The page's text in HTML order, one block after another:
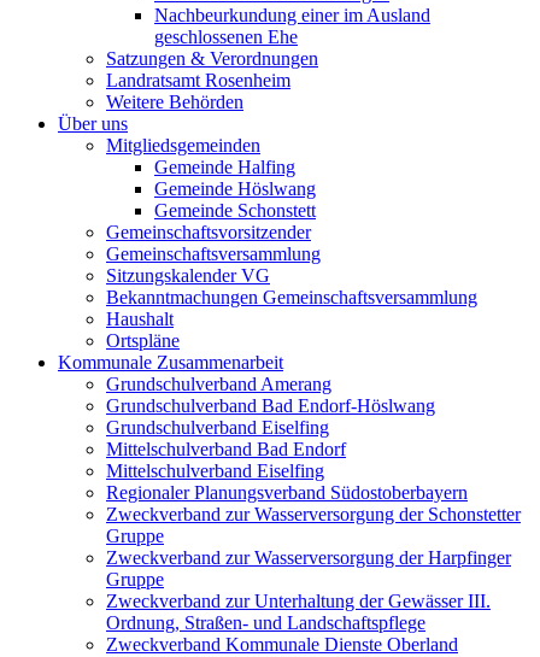
Nachbeurkundung einer im Ausland
geschlossenen Ehe
Satzungen & Verordnungen
Landratsamt Rosenheim
Weitere Behörden
Über uns
Mitgliedsgemeinden
Gemeinde Halfing
Gemeinde Höslwang
Gemeinde Schonstett
Gemeinschaftsvorsitzender
Gemeinschaftsversammlung
Sitzungskalender VG
Bekanntmachungen Gemeinschaftsversammlung
Haushalt
Ortspläne
Kommunale Zusammenarbeit
Grundschulverband Amerang
Grundschulverband Bad Endorf-Höslwang
Grundschulverband Eiselfing
Mittelschulverband Bad Endorf
Mittelschulverband Eiselfing
Regionaler Planungsverband Südostoberbayern
Zweckverband zur Wasserversorgung der Schonstetter
Gruppe
Zweckverband zur Wasserversorgung der Harpfinger
Gruppe
Zweckverband zur Unterhaltung der Gewässer III.
Ordnung, Straßen- und Landschaftspflege
Zweckverband Kommunale Dienste Oberland